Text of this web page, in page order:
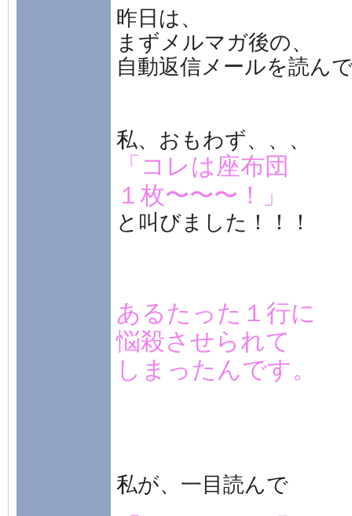
昨日は、
まずメルマガ後の、
自動返信メールを読ん
私、おもわず、、、
「コレは座布団
１枚〜〜〜！」
と叫びました！！！
あるたった１行に
悩殺させられて
しまったんです。
私が、一目読んで